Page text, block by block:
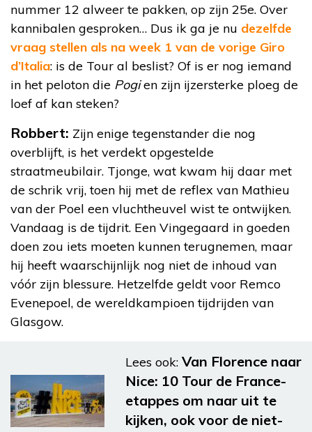
nummer 12 alweer te pakken, op zijn 25e. Over
kannibalen gesproken… Dus ik ga je nu dezelfde
vraag stellen als na week 1 van de vorige Giro
d’Italia: is de Tour al beslist? Of is er nog iemand
in het peloton die Pogien zijn ijzersterke ploeg de
loef af kan steken?
Robbert: Zijn enige tegenstander die nog
overblijft, is het verdekt opgestelde
straatmeubilair. Tjonge, wat kwam hij daar met
de schrik vrij, toen hij met de reflex van Mathieu
van der Poel een vluchtheuvel wist te ontwijken.
Vandaag is de tijdrit. Een Vingegaard in goeden
doen zou iets moeten kunnen terugnemen, maar
hij heeft waarschijnlijk nog niet de inhoud van
vóór zijn blessure. Hetzelfde geldt voor Remco
Evenepoel, de wereldkampioen tijdrijden van
Glasgow.
Lees ook: Van Florence naar
Nice: 10 Tour de France-
etappes om naar uit te
kijken, ook voor de niet-